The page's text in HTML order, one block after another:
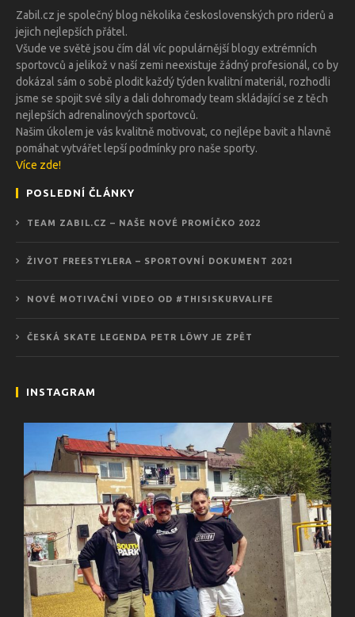
Zabil.cz je společný blog několika československých pro riderů a
jejich nejlepších přátel.
Všude ve světě jsou čím dál víc populárnější blogy extrémních
sportovců a jelikož v naší zemi neexistuje žádný profesionál, co by
dokázal sám o sobě plodit každý týden kvalitní materiál, rozhodli
jsme se spojit své síly a dali dohromady team skládající se z těch
nejlepších adrenalinových sportovců.
Našim úkolem je vás kvalitně motivovat, co nejlépe bavit a hlavně
pomáhat vytvářet lepší podmínky pro naše sporty.
Více zde!
POSLEDNÍ ČLÁNKY
TEAM ZABIL.CZ – NAŠE NOVÉ PROMÍČKO 2022
ŽIVOT FREESTYLERA – SPORTOVNÍ DOKUMENT 2021
NOVÉ MOTIVAČNÍ VIDEO OD #THISISKURVALIFE
ČESKÁ SKATE LEGENDA PETR LÖWY JE ZPĚT
INSTAGRAM